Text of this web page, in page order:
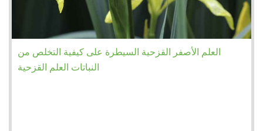
العلم الأصفر القزحية السيطرة على كيفية التخلص من
النباتات العلم القزحية